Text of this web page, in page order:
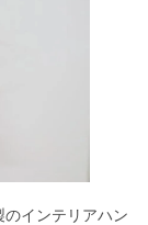
のインテリアハン